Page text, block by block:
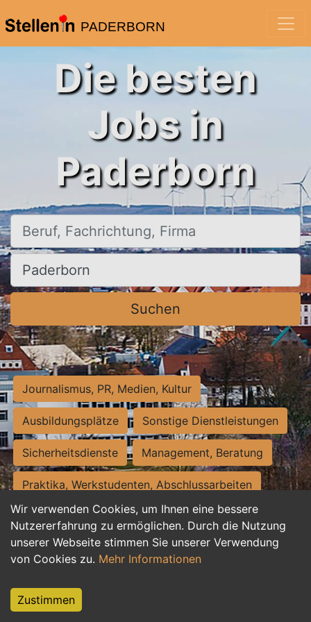
PADERBORN
Wir verwenden Cookies, um Ihnen eine bessere
Nutzererfahrung zu ermöglichen. Durch die Nutzung
unserer Webseite stimmen Sie unserer Verwendung
von Cookies zu. Mehr Informationen
Zustimmen
Die besten
Jobs in
Paderborn
Beruf, Fachrichtung, Firma
Ort, Stadt
Suchen
Journalismus, PR, Medien, Kultur
Ausbildungsplätze Sonstige Dienstleistungen
Sicherheitsdienste Management, Beratung
Praktika, Werkstudenten, Abschlussarbeiten
Personalwesen Assistenz, Sekretariat
Hilfskräfte, Aushilfs- und Nebenjobs
Weiterbildung, Studium, duale Ausbildung